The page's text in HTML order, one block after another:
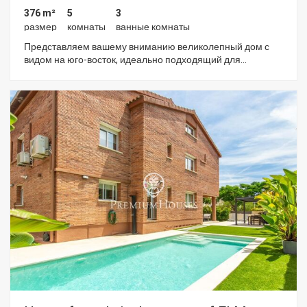
376 m²
размер
5
комнаты
3
ванные комнаты
Представляем вашему вниманию великолепный дом с
видом на юго-восток, идеально подходящий для
дом - настоящая жемчужина в нескольких шагах от пляжа.
На первом этаже вас встречает просторная и светлая
гостиная-столовая, идеальная для того, чтобы разделить
незабываемые моменты с семьей и друзьями,
дополненная уютным камином, который добавляет тепло
и домашний уют. Кухня, независимая и функциональная,
имеет прямой выход в сад, где вы сможете наслаждаться
приятными днями на свежем воздухе. На этом этаже вы
также найдете спальню с полной ванной комнатой,
идеально подходящую для гостей или в качестве офиса.
Поднявшись на второй этаж, вы будете удивлены
четырьмя большими спальнями, все они залиты
естественным светом. Одна из этих спален - с ванной
комнатой большого размера и прекрасной частной
террасой, с которой открывается потрясающий вид на
море, а также еще одна ванная комната. На нижнем этаже